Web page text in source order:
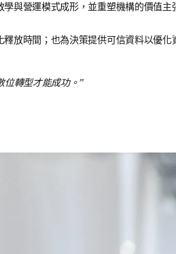
與營運模式成形，並重塑機構的價值
放時間；也為決策提供可信資料以優
轉型才能成功。